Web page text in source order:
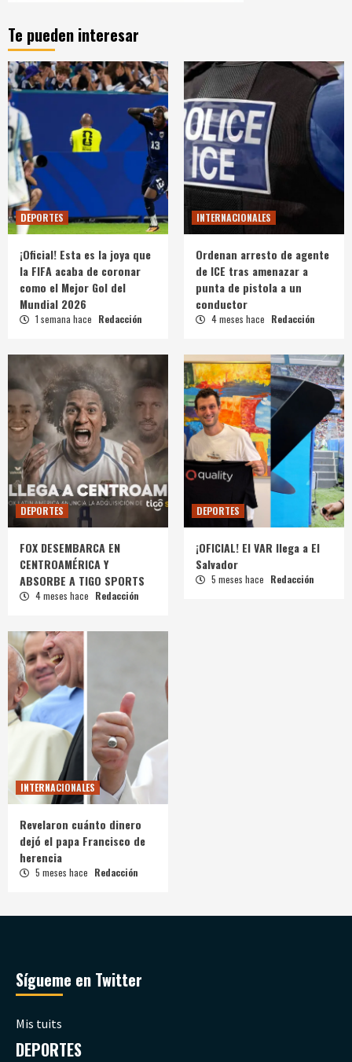
Te pueden interesar
DEPORTES
¡Oficial! Esta es la joya que
la FIFA acaba de coronar
como el Mejor Gol del
Mundial 2026
1 semana hace Redacción
INTERNACIONALES
Ordenan arresto de agente
de ICE tras amenazar a
punta de pistola a un
conductor
4 meses hace Redacción
DEPORTES
FOX DESEMBARCA EN
CENTROAMÉRICA Y
ABSORBE A TIGO SPORTS
4 meses hace Redacción
DEPORTES
¡OFICIAL! El VAR llega a El
Salvador
5 meses hace Redacción
INTERNACIONALES
Revelaron cuánto dinero
dejó el papa Francisco de
herencia
5 meses hace Redacción
Sígueme en Twitter
Mis tuits
DEPORTES